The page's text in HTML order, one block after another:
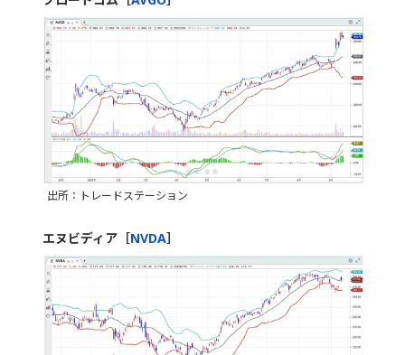
出所：トレードステーション
エヌビディア［NVDA］